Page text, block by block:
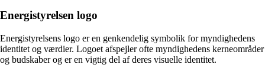
Energistyrelsen logo
Energistyrelsens logo er en genkendelig symbolik for myndighedens
identitet og værdier. Logoet afspejler ofte myndighedens kerneområder
og budskaber og er en vigtig del af deres visuelle identitet.